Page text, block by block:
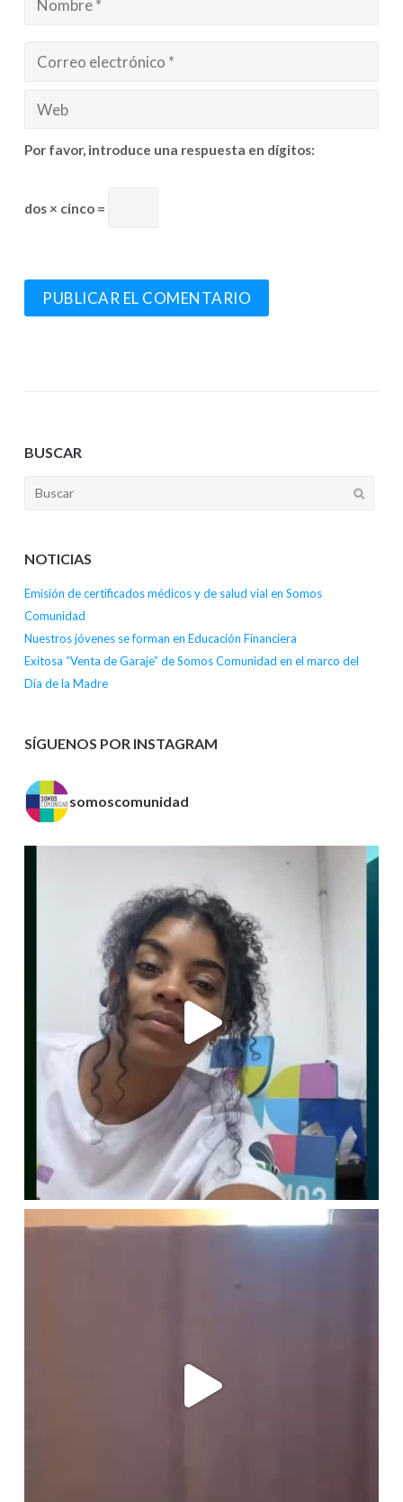
Por favor, introduce una respuesta en dígitos:
dos × cinco =
BUSCAR
NOTICIAS
Emisión de certificados médicos y de salud vial en Somos
Comunidad
Nuestros jóvenes se forman en Educación Financiera
Exitosa “Venta de Garaje” de Somos Comunidad en el marco del
Día de la Madre
SÍGUENOS POR INSTAGRAM
somoscomunidad